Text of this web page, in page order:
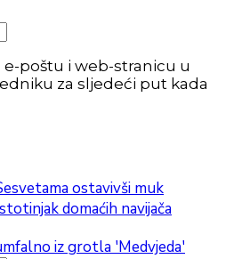
poštu i web-stranicu u
za sljedeći put kada
ostavivši muk
domaćih navijača
iz grotla 'Medvjeda'